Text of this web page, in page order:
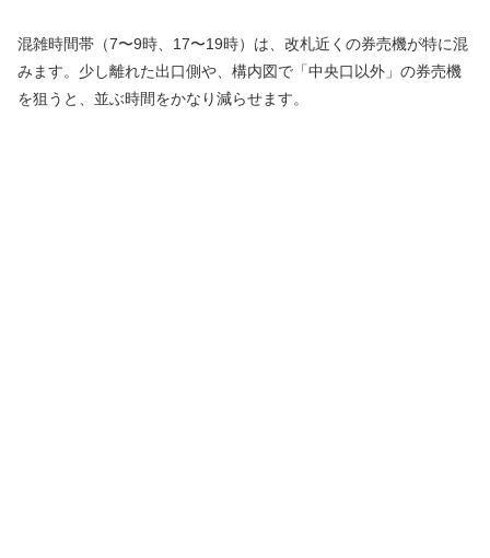
混雑時間帯（7〜9時、17〜19時）は、改札近くの券売機が特に混
みます。少し離れた出口側や、構内図で「中央口以外」の券売機
を狙うと、並ぶ時間をかなり減らせます。